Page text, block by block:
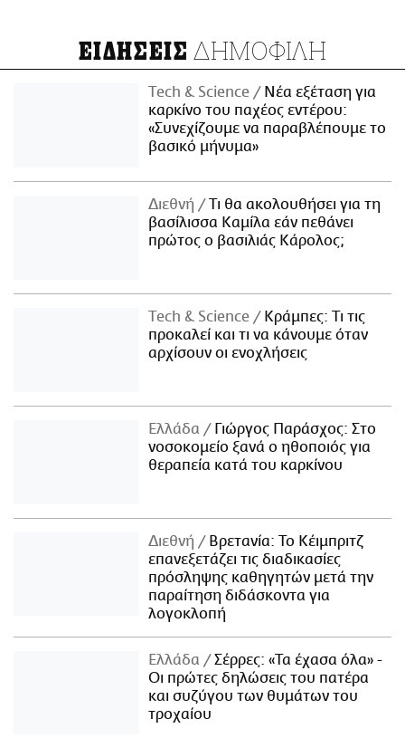
ΕΙΔΗΣΕΙΣ ΔΗΜΟΦΙΛΗ
Τech & Science
Νέα εξέταση για
καρκίνο του παχέος εντέρου:
«Συνεχίζουμε να παραβλέπουμε το
βασικό μήνυμα»
Διεθνή
Τι θα ακολουθήσει για τη
βασίλισσα Καμίλα εάν πεθάνει
πρώτος ο βασιλιάς Κάρολος;
Τech & Science
Κράμπες: Τι τις
προκαλεί και τι να κάνουμε όταν
αρχίσουν οι ενοχλήσεις
Ελλάδα
Γιώργος Παράσχος: Στο
νοσοκομείο ξανά ο ηθοποιός για
θεραπεία κατά του καρκίνου
Διεθνή
Βρετανία: Το Κέιμπριτζ
επανεξετάζει τις διαδικασίες
πρόσληψης καθηγητών μετά την
παραίτηση διδάσκοντα για
λογοκλοπή
Ελλάδα
Σέρρες: «Τα έχασα όλα» -
Οι πρώτες δηλώσεις του πατέρα
και συζύγου των θυμάτων του
τροχαίου